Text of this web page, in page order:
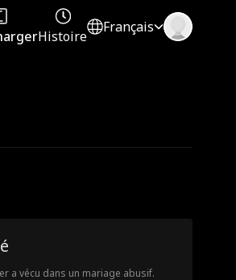
Histoire
Français
a vécu dans un mariage abusif.